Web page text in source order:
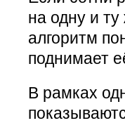
на одну и
алгоритм
поднимает
В рамках